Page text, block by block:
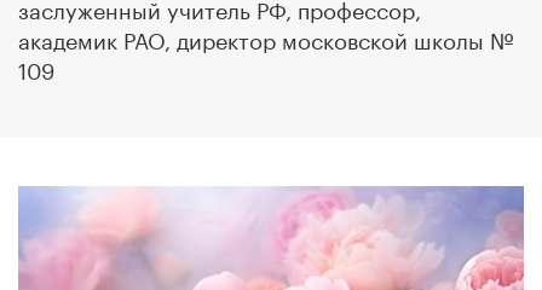
заслуженный учитель РФ, профессор,
академик РАО, директор московской школы №
109